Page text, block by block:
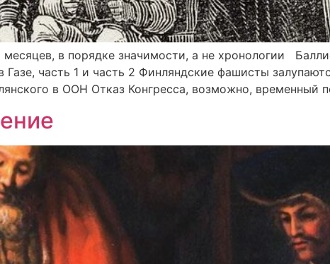
в порядке значимости, а не хронологии
часть 1 и часть 2 Финляндские фашисты
в ООН Отказ Конгресса, возможно, временный